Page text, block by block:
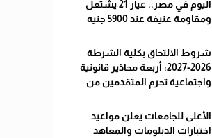
اليوم في مصر.. عيار 21 يشتعل
ومقاومة عنيفة عند 5900 جنيه
شروط الالتحاق بكلية الشرطة
2026-2027: أربعة محاذير قانونية
واجتماعية تحرم المتقدمين من
الأعلى للجامعات يعلن مواعيد
اختبارات الدبلومات والمعاهد